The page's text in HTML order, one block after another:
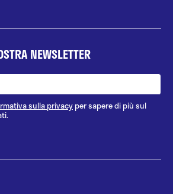
NEWSLETTER
sulla privacyper sapere di più sul